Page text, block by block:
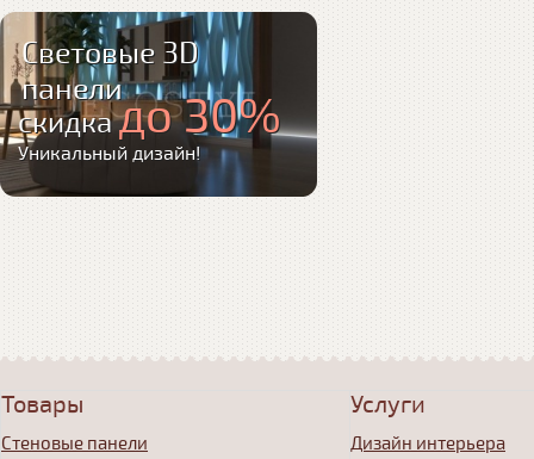
Световые 3D
панели
скидкадо 30%
Уникальный дизайн!
Товары
Стеновые панели
Услуги
Дизайн интерьера